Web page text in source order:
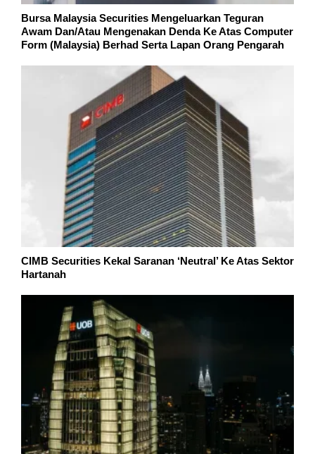
Bursa Malaysia Securities Mengeluarkan Teguran
Awam Dan/Atau Mengenakan Denda Ke Atas Computer
Form (Malaysia) Berhad Serta Lapan Orang Pengarah
CIMB Securities Kekal Saranan ‘Neutral’ Ke Atas Sektor
Hartanah